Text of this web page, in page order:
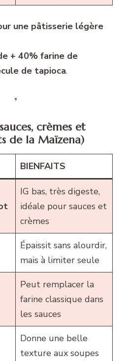
une pâtisserie légère
+ 40% farine de
de tapioca.
crèmes et
de la Maïzena)
BIENFAITS
IG bas, très digeste,
idéale pour sauces et
crèmes
Épaissit sans alourdir,
mais à limiter seule
Peut remplacer la
farine classique dans
les sauces
Donne une belle
texture aux soupes